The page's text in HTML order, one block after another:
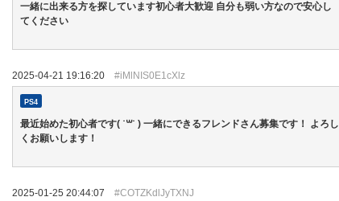
一緒に出来る方を探しています初心者大歓迎 自分も弱い方なので安心し
てください
2025-04-21 19:16:20 #iMlNIS0E1cXlz
PS4
最近始めた初心者です( ˙꒳​˙ ) 一緒にできるフレンドさん募集です！ よろし
くお願いします！
2025-01-25 20:44:07 #COTZKdlJyTXNJ